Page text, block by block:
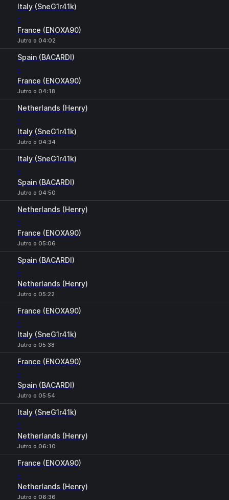
Italy (SneG1r41k)
-
France (ENOXA90)
Jutro o 04:02
Spain (BACARDI)
-
France (ENOXA90)
Jutro o 04:18
Netherlands (Henry)
-
Italy (SneG1r41k)
Jutro o 04:34
Italy (SneG1r41k)
-
Spain (BACARDI)
Jutro o 04:50
Netherlands (Henry)
-
France (ENOXA90)
Jutro o 05:06
Spain (BACARDI)
-
Netherlands (Henry)
Jutro o 05:22
France (ENOXA90)
-
Italy (SneG1r41k)
Jutro o 05:38
France (ENOXA90)
-
Spain (BACARDI)
Jutro o 05:54
Italy (SneG1r41k)
-
Netherlands (Henry)
Jutro o 06:10
France (ENOXA90)
-
Netherlands (Henry)
Jutro o 06:36